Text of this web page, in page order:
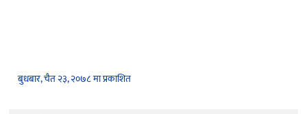
बुधबार, चैत २३, २०७८ मा प्रकाशित